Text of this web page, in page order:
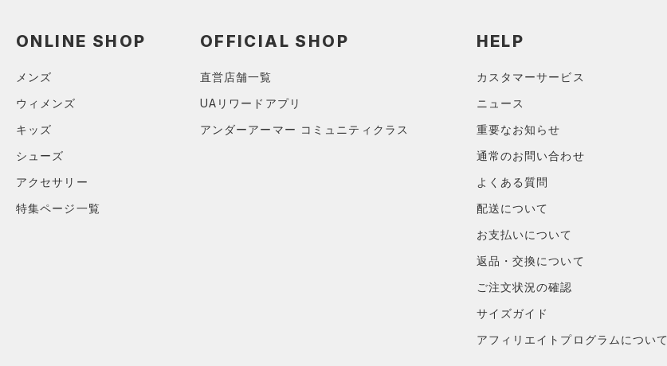
パーカー&トレーナー （0）
ONLINE SHOP
メンズ
ウィメンズ
キッズ
シューズ
アクセサリー
特集ページ一覧
OFFICIAL SHOP
直営店舗一覧
UAリワードアプリ
アンダーアーマー コミュニティクラス
HELP
カスタマーサービス
ニュース
重要なお知らせ
通常のお問い合わせ
よくある質問
配送について
お支払いについて
返品・交換について
ご注文状況の確認
サイズガイド
アフィリエイトプログラムについて